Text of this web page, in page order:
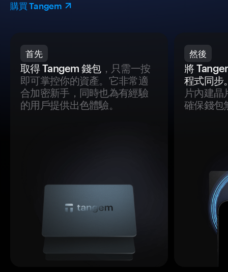
購買 Tangem
首先
取得 Tangem 錢包，只需一按
即可掌控你的資產。它非常適
合加密新手，同時也為有經驗
的用戶提供出色體驗。
然後
將
程式同步
片內建晶
確保錢包